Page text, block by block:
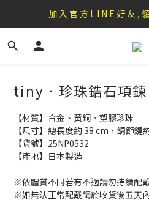
盛夏祭典：全館滿1000折100，滿
加 入 官 方 L I N E 好 友 ,
盛夏祭典：全館滿1000折100，
tiny．珍珠鋯石項鍊
【材質】合金、黃銅、塑膠珍珠
【尺寸】總長度約 38 cm，調節鏈
【貨號】25NP0532
【產地】日本製造
※依體質不同若有不適請勿持續配
※如無法正常配戴請於收貨後五天